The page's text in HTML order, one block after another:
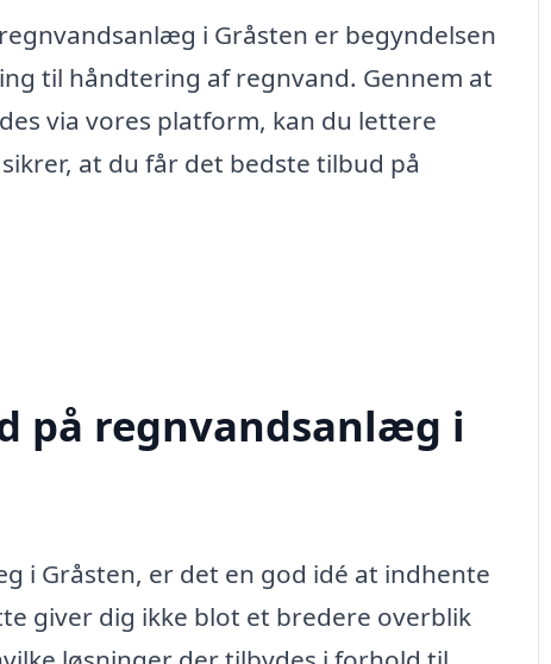
i Gråsten er begyndelsen
til håndtering af regnvand. Gennem at
via vores platform, kan du lettere
at du får det bedste tilbud på
på regnvandsanlæg i
i Gråsten, er det en god idé at indhente
giver dig ikke blot et bredere overblik